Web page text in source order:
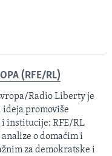
(RFE/RL)
Radio Liberty je
promoviše
institucije: RFE/RL
o domaćim i
za demokratske i